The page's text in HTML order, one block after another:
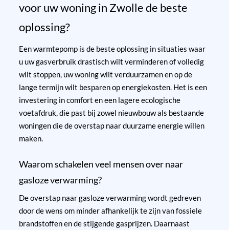
voor uw woning in Zwolle de beste
oplossing?
Een warmtepomp is de beste oplossing in situaties waar
u uw gasverbruik drastisch wilt verminderen of volledig
wilt stoppen, uw woning wilt verduurzamen en op de
lange termijn wilt besparen op energiekosten. Het is een
investering in comfort en een lagere ecologische
voetafdruk, die past bij zowel nieuwbouw als bestaande
woningen die de overstap naar duurzame energie willen
maken.
Waarom schakelen veel mensen over naar
gasloze verwarming?
De overstap naar gasloze verwarming wordt gedreven
door de wens om minder afhankelijk te zijn van fossiele
brandstoffen en de stijgende gasprijzen. Daarnaast